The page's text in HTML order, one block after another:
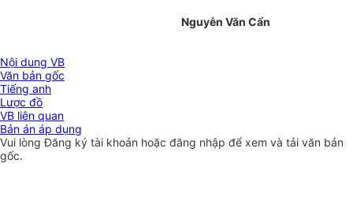
Nguyễn Văn Cẩn
Nội dung VB
Văn bản gốc
Tiếng anh
Lược đồ
VB liên quan
Bản án áp dụng
Vui lòngĐăng ký tài khoản hoặc đăng nhập để xem và tải văn bản
gốc.